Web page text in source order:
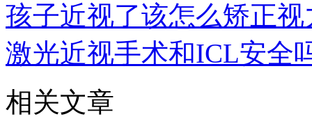
孩子近视了该怎么矫正视
激光近视手术和ICL安全
相关文章